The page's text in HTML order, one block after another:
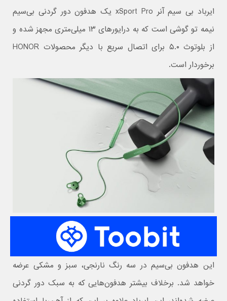
ایرباد بی سیم آنر xSport Pro یک هدفون دور گردنی بی‌سیم
نیمه تو گوشی است که به درایورهای ۱۳ میلی‌متری مجهز شده و
از بلوتوث ۵.۰ برای اتصال سریع با دیگر محصولات HONOR
برخوردار است.
این هدفون بی‌سیم در سه رنگ نارنجی، سبز و مشکی عرضه
خواهد شد. برخلاف بیشتر هدفون‌هایی که به سبک دور گردنی